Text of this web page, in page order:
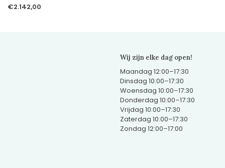
€2.142,00
Wij zijn elke dag open!
Maandag 12:00–17:30
Dinsdag 10:00–17:30
Woensdag 10:00–17:30
Donderdag 10:00–17:30
Vrijdag 10:00–17:30
Zaterdag 10:00–17:30
Zondag 12:00–17:00